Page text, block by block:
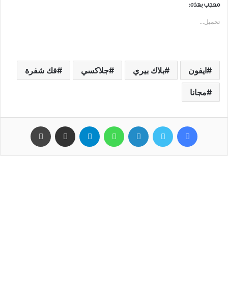
معجب بهذه:
تحميل...
ايفون بلاك بيري جلاكسي فك شفرة
مجانا
فيسبوك تويتر لينكدإن واتساب تيلقرام مشاركة عبر البريد